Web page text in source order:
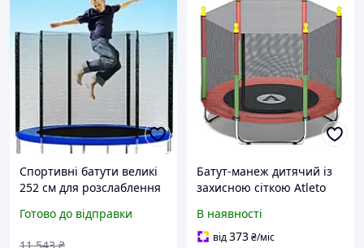
Спортивні батути великі
252 см для розслаблення
самопочуття дорослих із
Готово до відправки
Батут-манеж дитячий із
захисною сіткою Atleto
Батути для дому та вулиці
В наявності
від373₴/міс